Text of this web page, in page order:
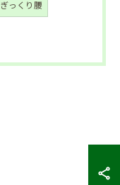
ぎっくり腰